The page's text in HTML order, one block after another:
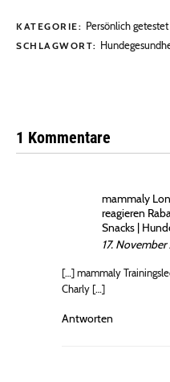
KATEGORIE: Persönlich getestet
SCHLAGWORT:
1 Kommentare
mammaly
reagieren
Snacks |
17.
[…] mammaly
Charly […]
Antworten